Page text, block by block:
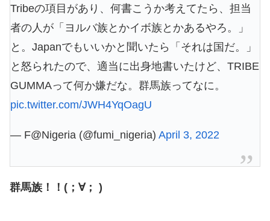
Tribeの項目があり、何書こうか考えてたら、担当
者の人が「ヨルバ族とかイボ族とかあるやろ。」
と。Japanでもいいかと聞いたら「それは国だ。」
と怒られたので、適当に出身地書いたけど、TRIBE
GUMMAって何か嫌だな。群馬族ってなに。
pic.twitter.com/JWH4YqOagU
— F@Nigeria (@fumi_nigeria) April 3, 2022
群馬族！！(；∀； )